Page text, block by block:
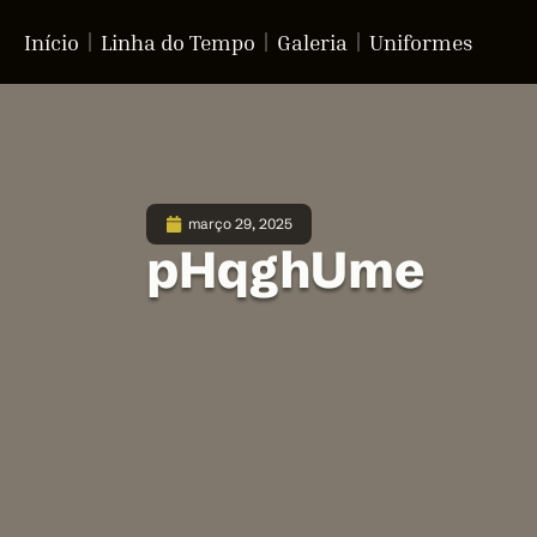
Início Linha do Tempo Galeria Uniformes
março 29, 2025
pHqghUme